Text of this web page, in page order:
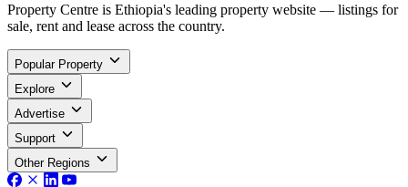
Property Centre is Ethiopia's leading property website — listings for
sale, rent and lease across the country.
Popular Property
Explore
Advertise
Support
Other Regions